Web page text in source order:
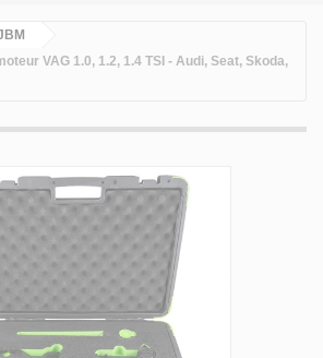
VAG 1.0, 1.2, 1.4 TSI - Audi, Seat, Skoda,